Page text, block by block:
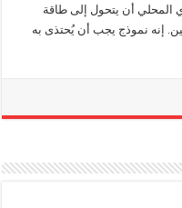
أن يتحول إلى طاقة
إنه نموذج يجب أن يُحتذى به